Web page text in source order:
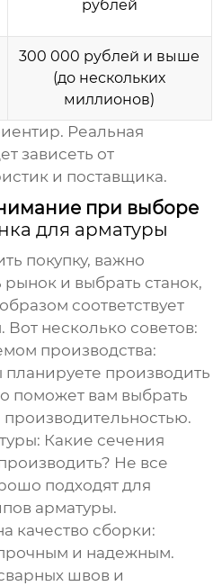
рублей
300 000 рублей и выше
(до нескольких
миллионов)
Реальная
зависеть от
и поставщика.
при выборе
для арматуры
покупку, важно
и выбрать станок,
соответствует
несколько советов:
производства:
производить
поможет вам выбрать
Какие сечения
Не все
подходят для
арматуры.
качество сборки:
и надежным.
швов и